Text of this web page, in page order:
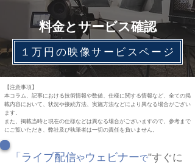
料金とサービス確認
１万円の映像サービスページ
【注意事項】
本コラム、記事における技術情報や数値、仕様に関する情報など、全ての掲
載内容において、状況や接続方法、実施方法などにより異なる場合がござい
ます。
​また、掲載当時と現在の仕様などは異なる場合がございますので、参考まで
にご覧いただき、弊社及び執筆者は一切の責任を負いません。
「ライブ配信やウェビナーで"すぐに